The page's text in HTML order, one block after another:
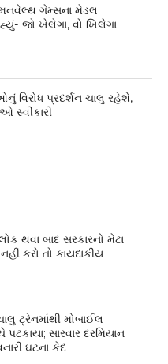
ગેમ્સના મેડલ
જો ખેલેગા, વો ખિલેગા
વિરોધ પ્રદર્શન ચાલુ રહેશે,
સ્વીકારી
થવા બાદ સરકારનો મેટા
કરો તો કાયદાકીય
ટ્રેનમાંથી મોબાઈલ
સારવાર દરમિયાન
ઘટના કેદ